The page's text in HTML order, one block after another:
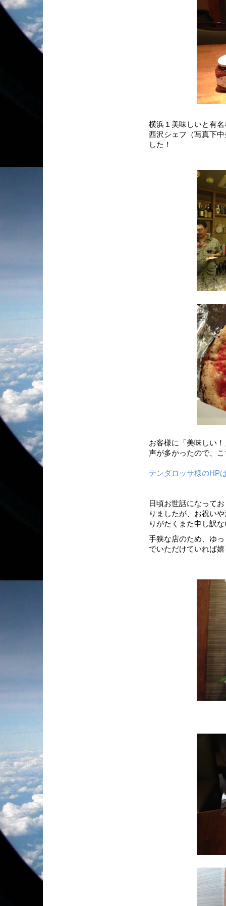
横浜１美味しいと有
西沢シェフ（写真下
した！
お客様に「美味しい
声が多かったので、
テンダロッサ様のHP
日頃お世話になって
りましたが、お祝い
りがたくまた申し訳
手狭な店のため、ゆ
でいただけていれば